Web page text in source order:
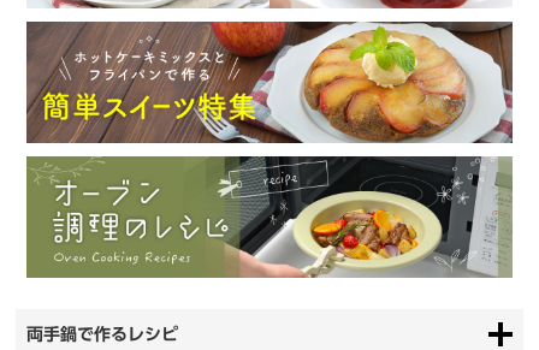
両手鍋で作るレシピ